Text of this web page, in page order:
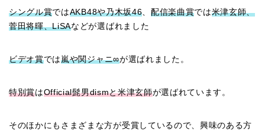
シングル賞ではAKB48や乃木坂46 配信楽曲賞では米津玄師、
菅田将暉、LiSAなどが選ばれました
ビデオ賞では嵐や関ジャニ∞が選ばれました。
特別賞はOfficial髭男dismと米津玄師が選ばれています。
そのほかにもさまざまな方が受賞しているので、興味のある方